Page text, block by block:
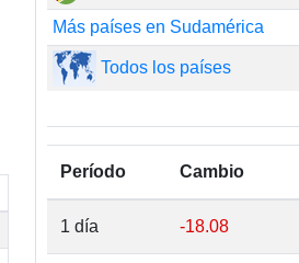
Más países en Sudamérica
Todos los países
Período Cambio
1 día -18.08